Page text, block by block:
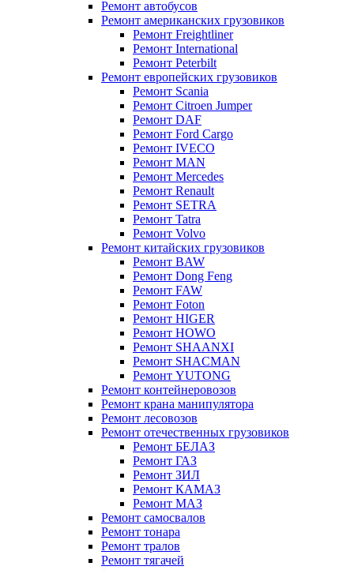
Ремонт автобусов
Ремонт американских грузовиков
Ремонт Freightliner
Ремонт International
Ремонт Peterbilt
Ремонт европейских грузовиков
Ремонт Scania
Ремонт Citroen Jumper
Ремонт DAF
Ремонт Ford Cargo
Ремонт IVECO
Ремонт MAN
Ремонт Mercedes
Ремонт Renault
Ремонт SETRA
Ремонт Tatra
Ремонт Volvo
Ремонт китайских грузовиков
Ремонт BAW
Ремонт Dong Feng
Ремонт FAW
Ремонт Foton
Ремонт HIGER
Ремонт HOWO
Ремонт SHAANXI
Ремонт SHACMAN
Ремонт YUTONG
Ремонт контейнеровозов
Ремонт крана манипулятора
Ремонт лесовозов
Ремонт отечественных грузовиков
Ремонт БЕЛАЗ
Ремонт ГАЗ
Ремонт ЗИЛ
Ремонт КАМАЗ
Ремонт МАЗ
Ремонт самосвалов
Ремонт тонара
Ремонт тралов
Ремонт тягачей